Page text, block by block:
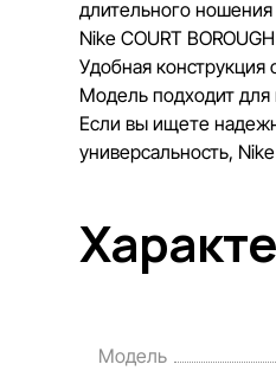
длительного
Nike COURT
Удобная
Модель подходит для
Если вы ищете
универсальность,
Модель